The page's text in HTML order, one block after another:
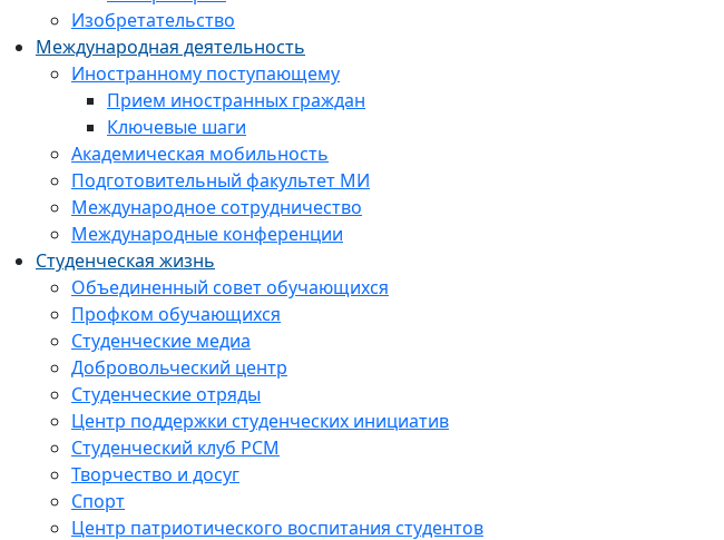
Изобретательство
Международная деятельность
Иностранному поступающему
Прием иностранных граждан
Ключевые шаги
Академическая мобильность
Подготовительный факультет МИ
Международное сотрудничество
Международные конференции
Студенческая жизнь
Объединенный совет обучающихся
Профком обучающихся
Студенческие медиа
Добровольческий центр
Студенческие отряды
Центр поддержки студенческих инициатив
Студенческий клуб РСМ
Творчество и досуг
Спорт
Центр патриотического воспитания студентов